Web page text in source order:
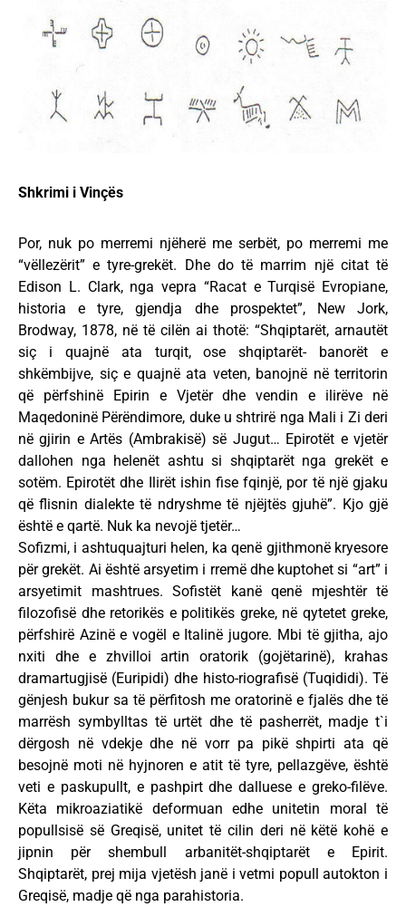
Shkrimi i Vinçës
Por, nuk po merremi njëherë me serbët, po merremi me
“vëllezërit” e tyre-grekët. Dhe do të marrim një citat të
Edison L. Clark, nga vepra “Racat e Turqisë Evropiane,
historia e tyre, gjendja dhe prospektet”, New Jork,
Brodway, 1878, në të cilën ai thotë: “Shqiptarët, arnautët
siç i quajnë ata turqit, ose shqiptarët- banorët e
shkëmbijve, siç e quajnë ata veten, banojnë në territorin
që përfshinë Epirin e Vjetër dhe vendin e ilirëve në
Maqedoninë Përëndimore, duke u shtrirë nga Mali i Zi deri
në gjirin e Artës (Ambrakisë) së Jugut… Epirotët e vjetër
dallohen nga helenët ashtu si shqiptarët nga grekët e
sotëm. Epirotët dhe Ilirët ishin fise fqinjë, por të një gjaku
që flisnin dialekte të ndryshme të njëjtës gjuhë”. Kjo gjë
është e qartë. Nuk ka nevojë tjetër…
Sofizmi, i ashtuquajturi helen, ka qenë gjithmonë kryesore
për grekët. Ai është arsyetim i rremë dhe kuptohet si “art” i
arsyetimit mashtrues. Sofistët kanë qenë mjeshtër të
filozofisë dhe retorikës e politikës greke, në qytetet greke,
përfshirë Azinë e vogël e Italinë jugore. Mbi të gjitha, ajo
nxiti dhe e zhvilloi artin oratorik (gojëtarinë), krahas
dramartugjisë (Euripidi) dhe histo-riografisë (Tuqididi). Të
gënjesh bukur sa të përfitosh me oratorinë e fjalës dhe të
marrësh symbylltas të urtët dhe të pasherrët, madje t`i
dërgosh në vdekje dhe në vorr pa pikë shpirti ata që
besojnë moti në hyjnoren e atit të tyre, pellazgëve, është
veti e paskupullt, e pashpirt dhe dalluese e greko-filëve.
Këta mikroaziatikë deformuan edhe unitetin moral të
popullsisë së Greqisë, unitet të cilin deri në këtë kohë e
jipnin për shembull arbanitët-shqiptarët e Epirit.
Shqiptarët, prej mija vjetësh janë i vetmi popull autokton i
Greqisë, madje që nga parahistoria.